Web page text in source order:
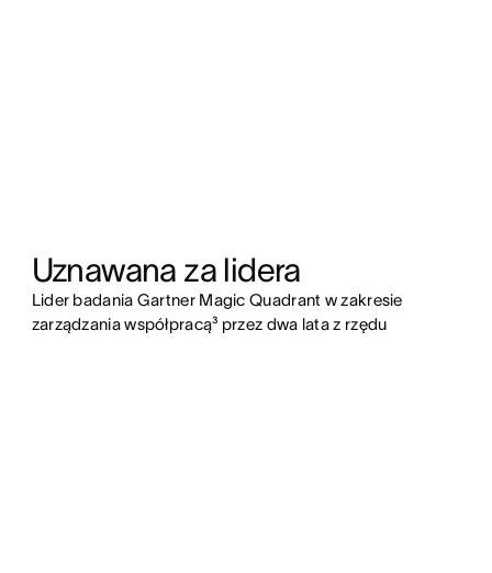
Uznawana za lidera
Lider badania Gartner Magic Quadrant w zakresie
zarządzania współpracą³ przez dwa lata z rzędu